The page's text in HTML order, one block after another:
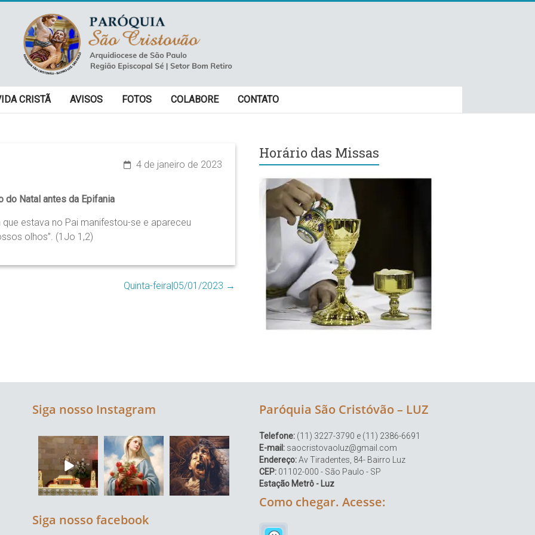
CRISTÃ AVISOS FOTOS COLABORE CONTATO
4 de janeiro de 2023
do Natal antes da Epifania
que estava no Pai manifestou-se e apareceu
olhos”. (1Jo 1,2)
Quinta-feira|05/01/2023 →
Horário das Missas
Siga nosso Instagram
Siga nosso facebook
Paróquia São Cristóvão – LUZ
Telefone: (11) 3227-3790 e (11) 2386-6691
E-mail: saocristovaoluz@gmail.com
Endereço:Av Tiradentes, 84- Bairro Luz
CEP: 01102-000 - São Paulo - SP
Estação Metrô - Luz
Como chegar. Acesse: